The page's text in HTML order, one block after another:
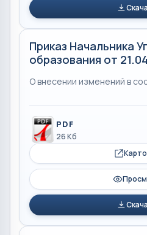
Приказ Начальника
образования от
О внесении изменений в
PDF
26 Кб